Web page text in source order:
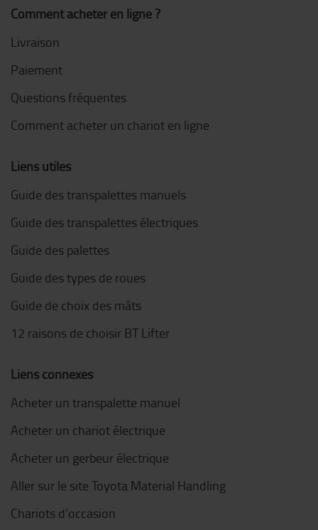
Comment acheter en ligne ?
Livraison
Paiement
Questions fréquentes
Comment acheter un chariot en ligne
Liens utiles
Guide des transpalettes manuels
Guide des transpalettes électriques
Guide des palettes
Guide des types de roues
Guide de choix des mâts
12 raisons de choisir BT Lifter
Liens connexes
Acheter un transpalette manuel
Acheter un chariot électrique
Acheter un gerbeur électrique
Aller sur le site Toyota Material Handling
Chariots d'occasion